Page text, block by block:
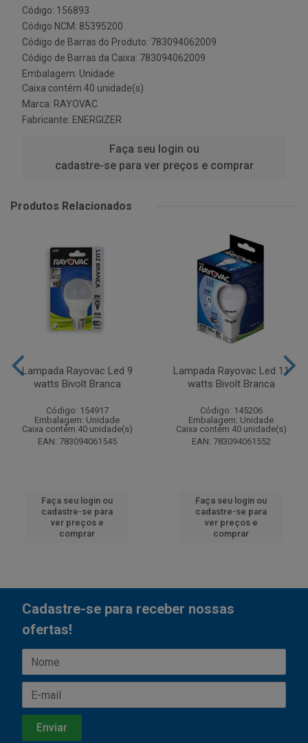
Código: 156893
Código NCM: 85395200
Código de Barras do Produto: 783094062009
Código de Barras da Caixa: 783094062009
Embalagem: Unidade
Caixa contém 40 unidade(s)
Marca: RAYOVAC
Fabricante: ENERGIZER
Faça seu login ou
cadastre-se para ver preços e comprar
Produtos Relacionados
Lampada Rayovac Led 9
watts Bivolt Branca
Código: 154917
Embalagem: Unidade
Caixa contém 40 unidade(s)
EAN: 783094061545
Faça seu login ou
cadastre-se para
ver preços e
comprar
Lampada Rayovac Led 11
watts Bivolt Branca
Código: 145206
Embalagem: Unidade
Caixa contém 40 unidade(s)
EAN: 783094061552
Faça seu login ou
cadastre-se para
ver preços e
comprar
Cadastre-se para receber nossas
ofertas!